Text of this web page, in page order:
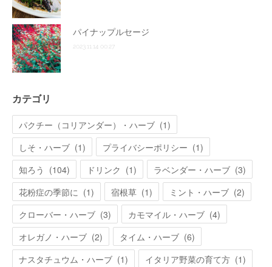
パイナップルセージ
2023.11.14 00:27
カテゴリ
パクチー（コリアンダー）・ハーブ (1)
しそ・ハーブ (1) プライバシーポリシー (1)
知ろう (104) ドリンク (1) ラベンダー・ハーブ (3)
花粉症の季節に (1) 宿根草 (1) ミント・ハーブ (2)
クローバー・ハーブ (3) カモマイル・ハーブ (4)
オレガノ・ハーブ (2) タイム・ハーブ (6)
ナスタチュウム・ハーブ (1) イタリア野菜の育て方 (1)